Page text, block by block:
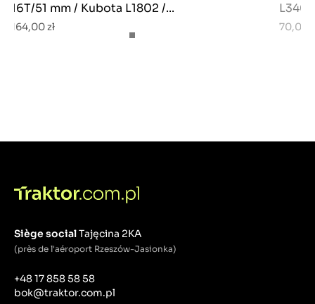
16T/51 mm / Kubota L1802 /...
164,00 zł 70,00
Siège socialTajęcina 2KA
(près de l'aéroport Rzeszów-Jasionka)
+48 17 858 58 58
bok@traktor.com.pl